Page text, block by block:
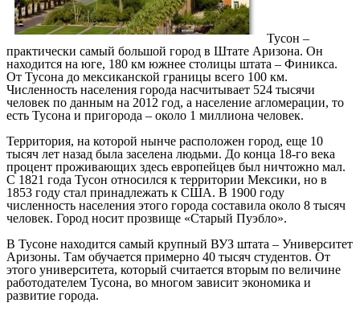
Тусон –
практически самый большой город в Штате Аризона. Он
находится на юге, 180 км южнее столицы штата – Финикса.
От Тусона до мексиканской границы всего 100 км.
Численность населения города насчитывает 524 тысячи
человек по данным на 2012 год, а население агломерации, то
есть Тусона и пригорода – около 1 миллиона человек.
Территория, на которой нынче расположен город, еще 10
тысяч лет назад была заселена людьми. До конца 18-го века
процент проживающих здесь европейцев был ничтожно мал.
С 1821 года Тусон относился к территории Мексики, но в
1853 году стал принадлежать к США. В 1900 году
численность населения этого города составила около 8 тысяч
человек. Город носит прозвище «Старый Пуэбло».
В Тусоне находится самый крупный ВУЗ штата – Университет
Аризоны. Там обучается примерно 40 тысяч студентов. От
этого университета, который считается вторым по величине
работодателем Тусона, во многом зависит экономика и
развитие города.